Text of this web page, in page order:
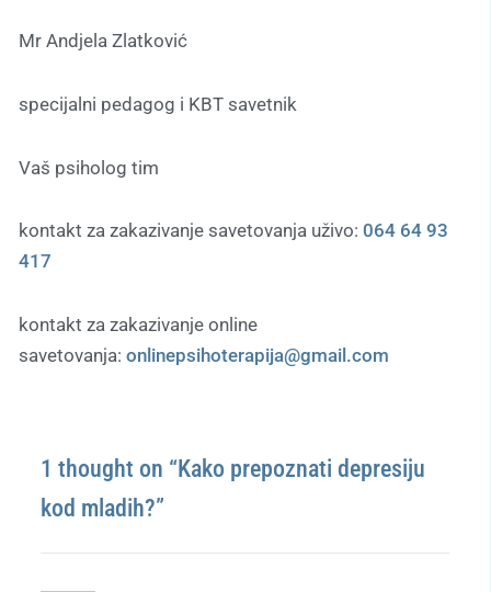
Mr Andjela Zlatković
specijalni pedagog i KBT savetnik
Vaš psiholog tim
kontakt za zakazivanje savetovanja uživo: 064 64 93
417
kontakt za zakazivanje online
savetovanja: onlinepsihoterapija@gmail.com
1 thought on “Kako prepoznati depresiju
kod mladih?”